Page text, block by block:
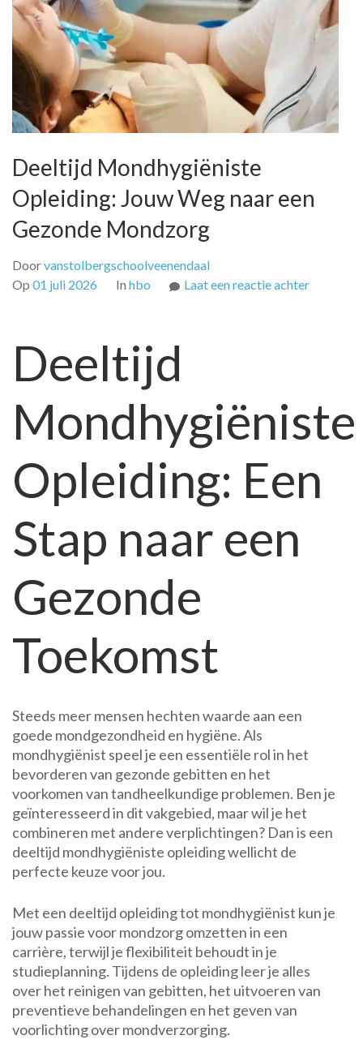
Deeltijd Mondhygiëniste
Opleiding: Jouw Weg naar een
Gezonde Mondzorg
Doorvanstolbergschoolveenendaal
Op 01 juli 2026 In hbo Laat een reactie achterop
een
Gezonde
Deeltijd
Mondhygiëniste
Opleiding: Een
Stap naar een
Gezonde
Toekomst
Steeds meer mensen hechten waarde aan een
goede mondgezondheid en hygiëne. Als
mondhygiënist speel je een essentiële rol in het
bevorderen van gezonde gebitten en het
voorkomen van tandheelkundige problemen. Ben je
geïnteresseerd in dit vakgebied, maar wil je het
combineren met andere verplichtingen? Dan is een
deeltijd mondhygiëniste opleiding wellicht de
perfecte keuze voor jou.
Met een deeltijd opleiding tot mondhygiënist kun je
jouw passie voor mondzorg omzetten in een
carrière, terwijl je flexibiliteit behoudt in je
studieplanning. Tijdens de opleiding leer je alles
over het reinigen van gebitten, het uitvoeren van
preventieve behandelingen en het geven van
voorlichting over mondverzorging.